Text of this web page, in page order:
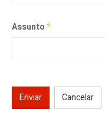
Assunto*
Enviar Cancelar